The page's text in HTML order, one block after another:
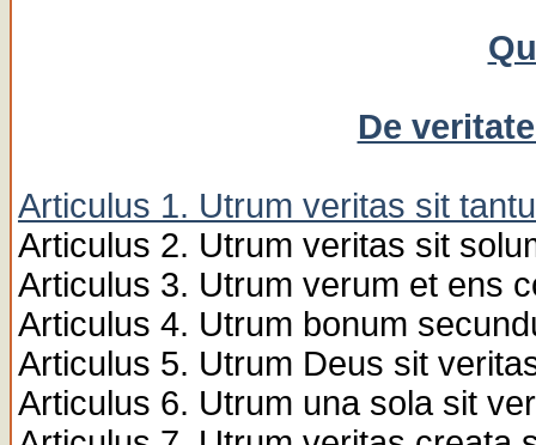
De
Articulus 1. Utrum veritas sit
Articulus 2. Utrum veritas sit
Articulus 3. Utrum verum et ens
Articulus 4. Utrum bonum
Articulus 5. Utrum Deus sit
Articulus 6. Utrum una sola sit